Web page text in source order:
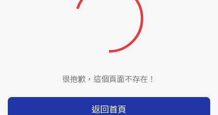
很抱歉，這個頁面不存在！
返回首頁